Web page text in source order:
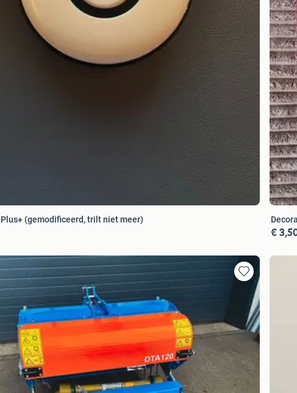
Plus+ (gemodificeerd, trilt niet meer)
€
Toevoegen
favorieten